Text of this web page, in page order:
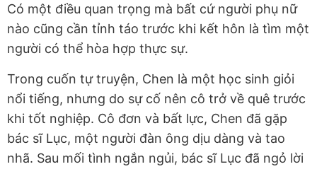
Có một điều quan trọng mà bất cứ người phụ nữ
nào cũng cần tỉnh táo trước khi kết hôn là tìm một
người có thể hòa hợp thực sự.
Trong cuốn tự truyện, Chen là một học sinh giỏi
nổi tiếng, nhưng do sự cố nên cô trở về quê trước
khi tốt nghiệp. Cô đơn và bất lực, Chen đã gặp
bác sĩ Lục, một người đàn ông dịu dàng và tao
nhã. Sau mối tình ngắn ngủi, bác sĩ Lục đã ngỏ lời